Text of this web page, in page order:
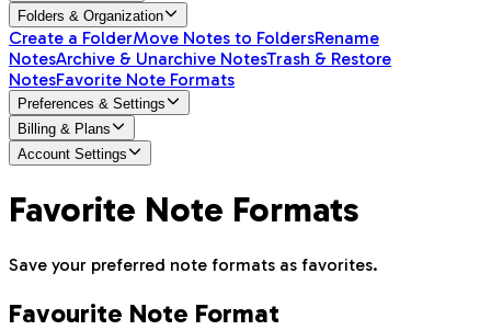
Folders & Organization
Create a FolderMove Notes to FoldersRename
NotesArchive & Unarchive NotesTrash & Restore
NotesFavorite Note Formats
Preferences & Settings
Billing & Plans
Account Settings
Favorite Note Formats
Save your preferred note formats as favorites.
Favourite Note Format